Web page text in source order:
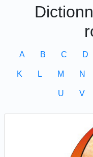
A B C D
K L M N
U V